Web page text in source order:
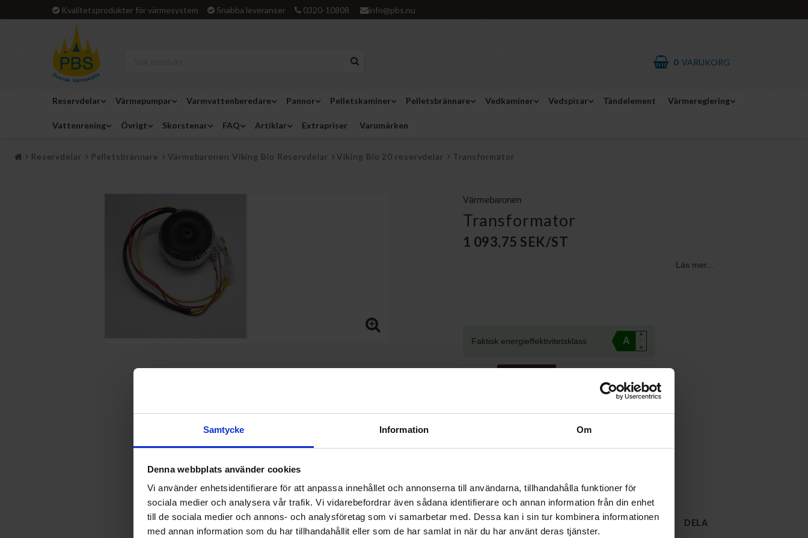
Samtycke Information Om
Denna webbplats använder cookies
Vi använder enhetsidentifierare för att anpassa innehållet och annonserna till användarna, tillhandahålla funktioner för
sociala medier och analysera vår trafik. Vi vidarebefordrar även sådana identifierare och annan information från din enhet
till de sociala medier och annons- och analysföretag som vi samarbetar med. Dessa kan i sin tur kombinera informationen
med annan information som du har tillhandahållit eller som de har samlat in när du har använt deras tjänster.
Kvalitetsprodukter för värmesystem Snabba leveranser 0320-10808 info@pbs.nu
0 VARUKORG
Reservdelar Värmepumpar Varmvattenberedare Pannor Pelletskaminer Pelletsbrännare Vedkaminer Vedspisar Tändelement Värmereglering
Vattenrening Övrigt Skorstenar FAQ Artiklar Extrapriser Varumärken
Reservdelar Pelletsbrännare Värmebaronen Viking Bio Reservdelar Viking Bio 20 reservdelar Transformator
Värmebaronen
Transformator
1 093,75 SEK/ST
Läs mer...
Faktisk energieffektivitetsklass A
A
↑
G
Varumärke Värmebaronen
DELA